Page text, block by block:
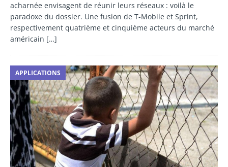
acharnée envisagent de réunir leurs réseaux : voilà le
paradoxe du dossier. Une fusion de T-Mobile et Sprint,
respectivement quatrième et cinquième acteurs du marché
américain […]
APPLICATIONS